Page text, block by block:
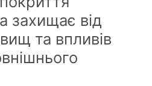
захищає від
та впливів